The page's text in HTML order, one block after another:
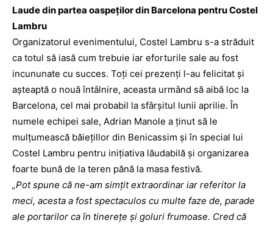
Laude din partea oaspeţilor din Barcelona pentru Costel
Lambru
Organizatorul evenimentului, Costel Lambru s-a străduit
ca totul să iasă cum trebuie iar eforturile sale au fost
incununate cu succes. Toţi cei prezenţi l-au felicitat şi
aşteaptă o nouă întâlnire, aceasta urmând să aibă loc la
Barcelona, cel mai probabil la sfârşitul lunii aprilie. În
numele echipei sale, Adrian Manole a ţinut să le
mulţumească băieţillor din Benicassim şi în special lui
Costel Lambru pentru iniţiativa lăudabilă şi organizarea
foarte bună de la teren pănă la masa festivă.
„Pot spune că ne-am simţit extraordinar iar referitor la
meci, acesta a fost spectaculos cu multe faze de, parade
ale portarilor ca în tinereţe şi goluri frumoase. Cred că